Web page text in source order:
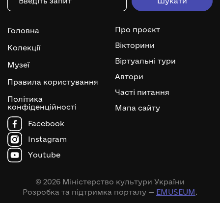
Головна
Колекції
Музеї
Правила користування
Політика
конфіденційності
Про проєкт
Вікторини
Віртуальні тури
Автори
Часті питання
Мапа сайту
Facebook
Instagram
Youtube
© 2026 Міністерство культури України
Розробка та підтримка порталу — EMUSEUM.